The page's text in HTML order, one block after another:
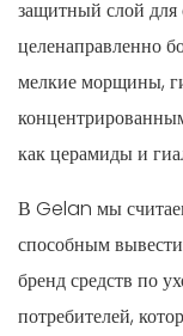
защитный слой для
целенаправленно
мелкие морщины,
как церамиды и
В Gelan мы
способным
бренд средств по
потребителей,